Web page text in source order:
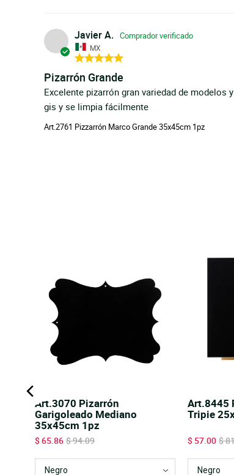
Javier A.
MX
Pizarrón Grande
Excelente pizarrón gran variedad de modelos
gis y se limpia fácilmente
Art.2761 Pizzarrón Marco Grande 35x45cm 1pz
Art.3070 Pizarrón
Garigoleado Mediano
35x45cm 1pz
Sale price
$ 65.86 Original price
$ 94.09
Art.8445
Tripie
Sale price
$ 57.00 $